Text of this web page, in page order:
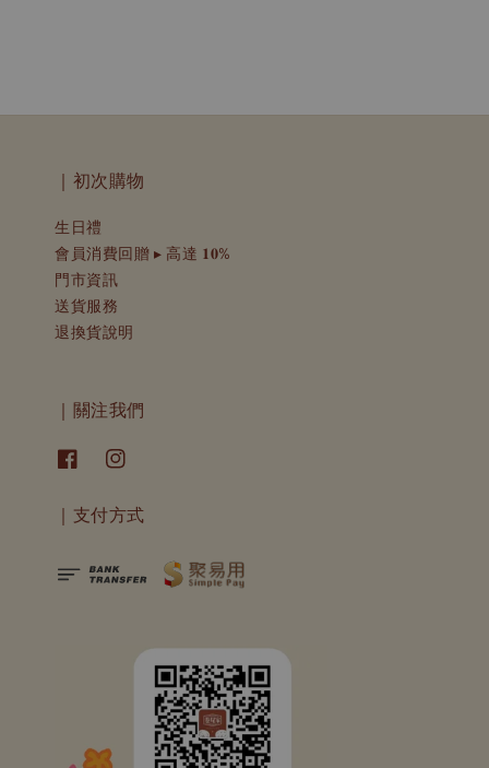
｜初次購物
生日禮
會員消費回贈 ▸ 高達 𝟏𝟎%
門市資訊
送貨服務
退換貨說明
｜關注我們
｜支付方式